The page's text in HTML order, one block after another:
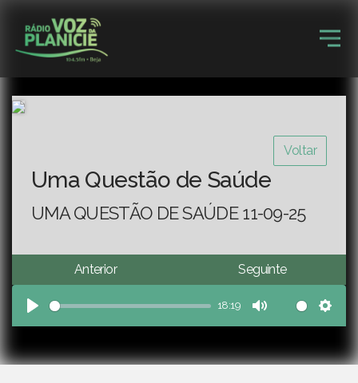
Voltar
Uma Questão de Saúde
UMA QUESTÃO DE SAÚDE 11-09-25
Anterior Seguinte
Play
18:19
Mute